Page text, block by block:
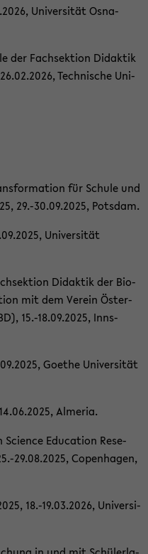
Uni­ver­si­tät Os­na­
der Fach­sek­ti­on Di­dak­tik
Tech­ni­sche Uni­
für Schu­le und
29.-30.09.2025, Pots­dam.
Uni­ver­si­tät
Di­dak­tik der Bio­
mit dem Ver­ein Ös­ter­
15.-18.09.2025, Inns­
Goe­the Uni­ver­si­tät
Al­me­ria.
Edu­ca­ti­on Re­se­
29.08.2025, Co­pen­ha­gen,
18.-19.03.2026, Uni­ver­si­